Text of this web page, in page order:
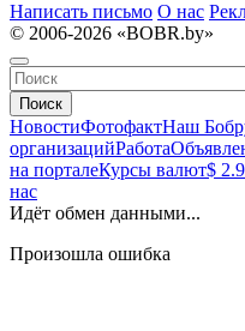
Написать письмо О нас
© 2006-2026 «BOBR.by»
Поиск
НовостиФотофактНаш
организацийРабота
на порталеКурсы валют$
нас
Идёт обмен данными...
Произошла ошибка